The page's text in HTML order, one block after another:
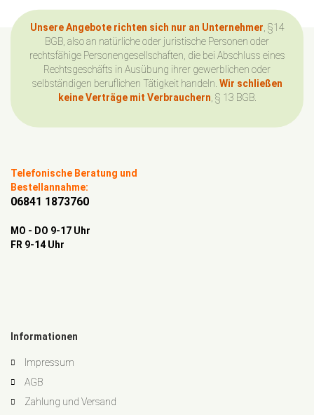
Unsere Angebote richten sich nur an Unternehmer , §14
BGB, also an natürliche oder juristische Personen oder
rechtsfähige Personengesellschaften, die bei Abschluss eines
Rechtsgeschäfts in Ausübung ihrer gewerblichen oder
selbständigen beruflichen Tätigkeit handeln. Wir schließen
keine Verträge mit Verbrauchern , § 13 BGB.
Telefonische Beratung und
Bestellannahme:
06841 1873760
MO - DO 9-17 Uhr
FR 9-14 Uhr
Informationen
Impressum
AGB
Zahlung und Versand